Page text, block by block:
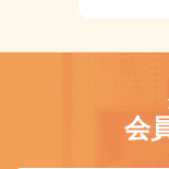
会